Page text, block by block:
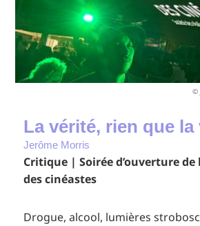
©
La vérité, rien que la
Jerôme Morris
Critique | Soirée d’ouverture
des cinéastes
Drogue, alcool, lumières